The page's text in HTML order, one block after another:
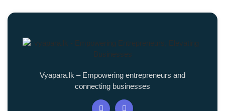
Vyapara.lk – Empowering entrepreneurs and
connecting businesses